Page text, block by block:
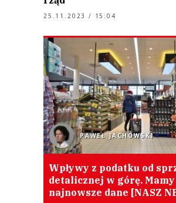
25.11.2023 / 15:04
PAWEŁ JACHOWSKI
Wpływy z podatku od
detalicznej w górę. Mamy
najnowsze dane [NASZ